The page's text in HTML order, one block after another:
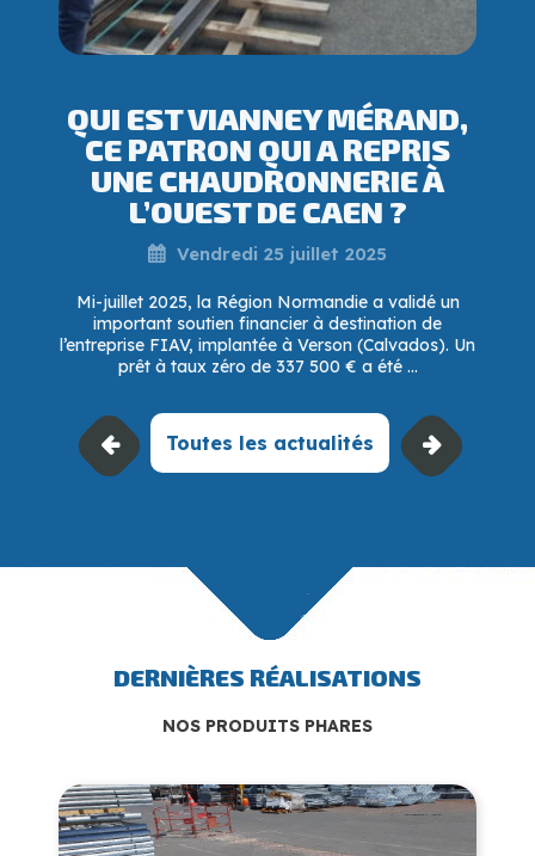
QUI EST VIANNEY MÉRAND,
CE PATRON QUI A REPRIS
UNE CHAUDRONNERIE À
L’OUEST DE CAEN ?
Vendredi 25 juillet 2025
Mi-juillet 2025, la Région Normandie a validé un
important soutien financier à destination de
l’entreprise FIAV, implantée à Verson (Calvados). Un
prêt à taux zéro de 337 500 € a été ...
Toutes les actualités
DERNIÈRES RÉALISATIONS
NOS PRODUITS PHARES